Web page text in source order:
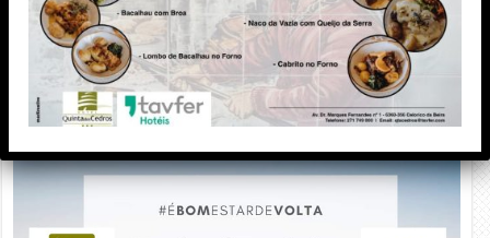
PUBLICIDADE